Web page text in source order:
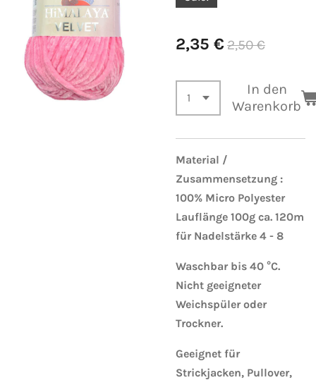
2,35 € 2,50 €
In den
Warenkorb
Material /
Zusammensetzung :
100% Micro Polyester
Lauflänge 100g ca. 120m
für Nadelstärke 4 - 8
Waschbar bis 40 °C.
Nicht geeigneter
Weichspüler oder
Trockner.
Geeignet für
Strickjacken, Pullover,